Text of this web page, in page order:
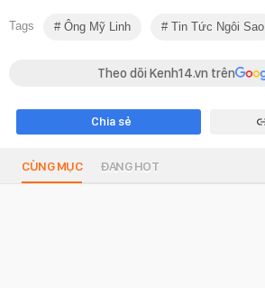
Tags Ông Mỹ Linh Tin Tức Ngôi Sao
Theo dõi Kenh14.vn trên
Chia sẻ
CÙNG MỤC ĐANG HOT